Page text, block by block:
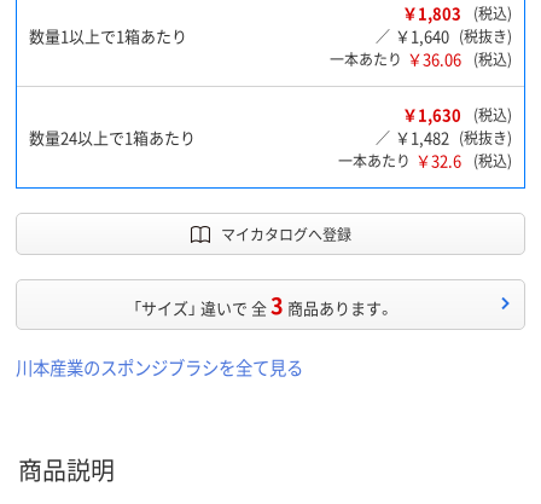
数量1以上で1箱あたり
￥1,803
(税込)
／ ￥1,640 (税抜き)
一本あたり ￥36.06 (税込)
数量24以上で1箱あたり
￥1,630
(税込)
／ ￥1,482 (税抜き)
一本あたり ￥32.6 (税込)
マイカタログへ登録
「サイズ」 違いで 全3 商品あります。
川本産業のスポンジブラシを全て見る
商品説明